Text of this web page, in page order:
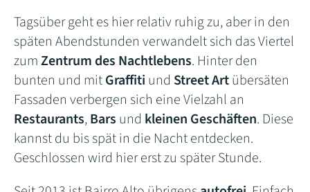
Tagsüber geht es hier relativ ruhig zu, aber in den
späten Abendstunden verwandelt sich das Viertel
zumZentrum des Nachtlebens. Hinter den
bunten und mitGraffiti und Street Artübersäten
Fassaden verbergen sich eine Vielzahl an
Restaurants,Bars und kleinen Geschäften. Diese
kannst du bis spät in die Nacht entdecken.
Geschlossen wird hier erst zu später Stunde.